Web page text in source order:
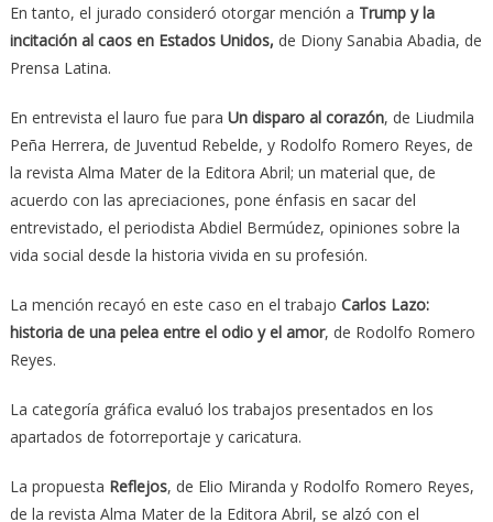
En tanto, el jurado consideró otorgar mención a Trump y la
incitación al caos en Estados Unidos, de Diony Sanabia Abadia, de
Prensa Latina.
En entrevista el lauro fue para Un disparo al corazón, de Liudmila
Peña Herrera, de Juventud Rebelde, y Rodolfo Romero Reyes, de
la revista Alma Mater de la Editora Abril; un material que, de
acuerdo con las apreciaciones, pone énfasis en sacar del
entrevistado, el periodista Abdiel Bermúdez, opiniones sobre la
vida social desde la historia vivida en su profesión.
La mención recayó en este caso en el trabajo Carlos Lazo:
historia de una pelea entre el odio y el amor, de Rodolfo Romero
Reyes.
La categoría gráfica evaluó los trabajos presentados en los
apartados de fotorreportaje y caricatura.
La propuesta Reflejos, de Elio Miranda y Rodolfo Romero Reyes,
de la revista Alma Mater de la Editora Abril, se alzó con el